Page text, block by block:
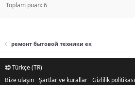
Toplam puan: 6
ремонт бытовой техники ек
Türkçe (TR)
Bize ulaşın Şartlar ve kurallar Gizlilik politikası